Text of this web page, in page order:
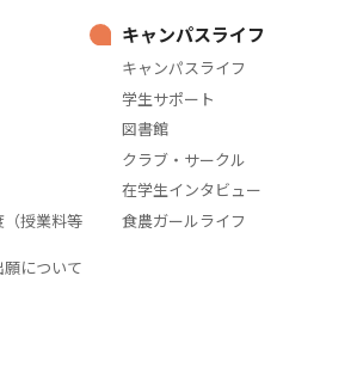
授業料等
について
キャンパスライフ
キャンパスライフ
学生サポート
図書館
クラブ・サークル
在学生インタビュー
食農ガールライフ